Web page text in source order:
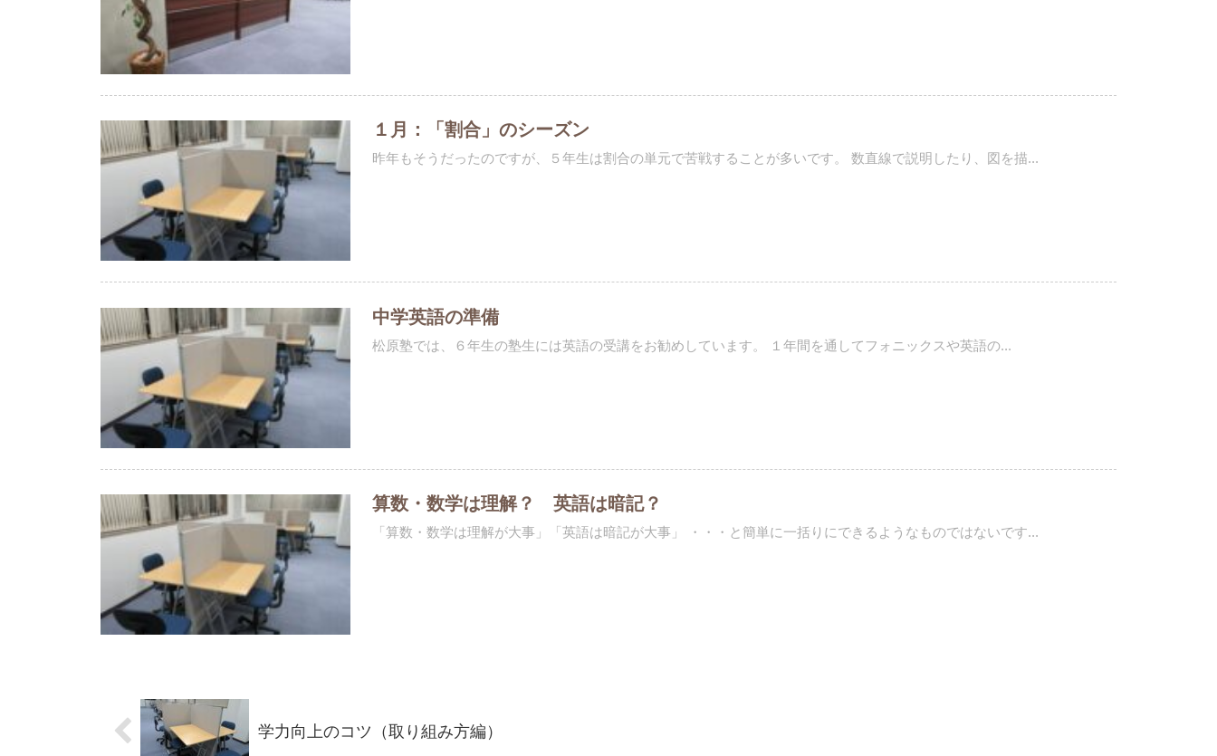
１月：「割合」のシーズン
昨年もそうだったのですが、５年生は割合の単元で苦戦することが多いです。 数直線で説明したり、図を描...
中学英語の準備
松原塾では、６年生の塾生には英語の受講をお勧めしています。 １年間を通してフォニックスや英語の...
算数・数学は理解？ 英語は暗記？
「算数・数学は理解が大事」「英語は暗記が大事」 ・・・と簡単に一括りにできるようなものではないです...
学力向上のコツ（取り組み方編）